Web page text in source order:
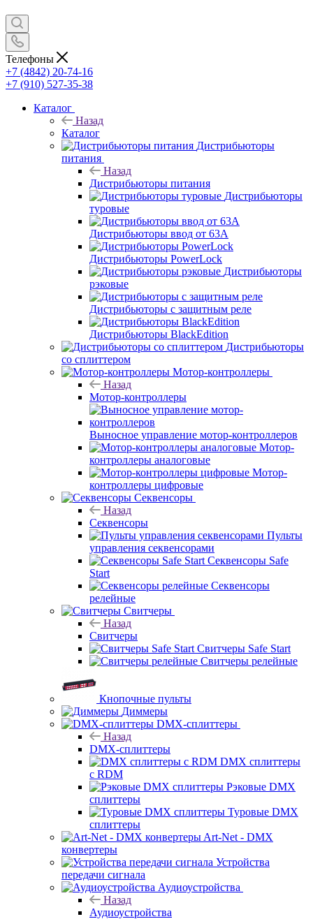
Телефоны
+7 (4842) 20-74-16
+7 (910) 527-35-38
Каталог
Назад
Каталог
Дистрибьюторы
питания
Назад
Дистрибьюторы питания
Дистрибьюторы
туровые
Дистрибьюторы ввод от 63A
Дистрибьюторы PowerLock
Дистрибьюторы
рэковые
Дистрибьюторы с защитным реле
Дистрибьюторы BlackEdition
Дистрибьюторы
со сплиттером
Мотор-контроллеры
Назад
Мотор-контроллеры
Выносное управление мотор-контроллеров
Мотор-
контроллеры аналоговые
Мотор-
контроллеры цифровые
Секвенсоры
Назад
Секвенсоры
Пульты
управления секвенсорами
Секвенсоры Safe
Start
Секвенсоры
релейные
Свитчеры
Назад
Свитчеры
Свитчеры Safe Start
Свитчеры релейные
Кнопочные пульты
Диммеры
DMX-сплиттеры
Назад
DMX-сплиттеры
DMX сплиттеры
с RDM
Рэковые DMX
сплиттеры
Туровые DMX
сплиттеры
Art-Net - DMX
конвертеры
Устройства
передачи сигнала
Аудиоустройства
Назад
Аудиоустройства